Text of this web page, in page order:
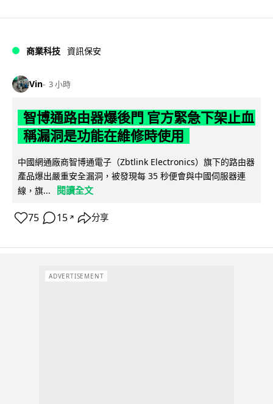
商業科技 資訊保安
Vin 3 小時
智博通路由器爆後門 官方緊急下架止血
稱漏洞是功能在維修時使用
中國網通廠商智博通電子（Zbtlink Electronics）旗下的路由器
產品爆出嚴重安全漏洞，被發現每 35 秒便會與中國伺服器連
線，旗...
閱讀全文
75 15 ↗ 分享
ADVERTISEMENT